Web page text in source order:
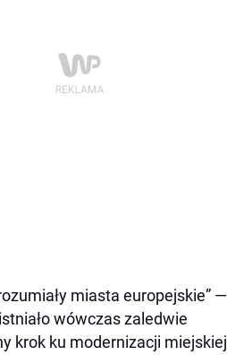
miasta europejskie” —
wówczas zaledwie
krok ku modernizacji miejskiej